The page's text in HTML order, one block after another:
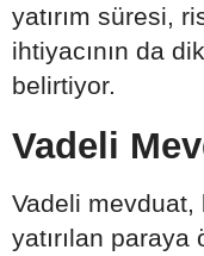
yatırım süresi,
ihtiyacının da
belirtiyor.
Vadeli
Vadeli
yatırılan